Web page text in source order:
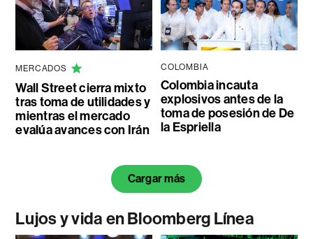
MERCADOS
Wall Street cierra mixto
tras toma de utilidades y
mientras el mercado
evalúa avances con Irán
COLOMBIA
Colombia incauta
explosivos antes de la
toma de posesión de De
la Espriella
Cargar más
Lujos y vida en Bloomberg Línea